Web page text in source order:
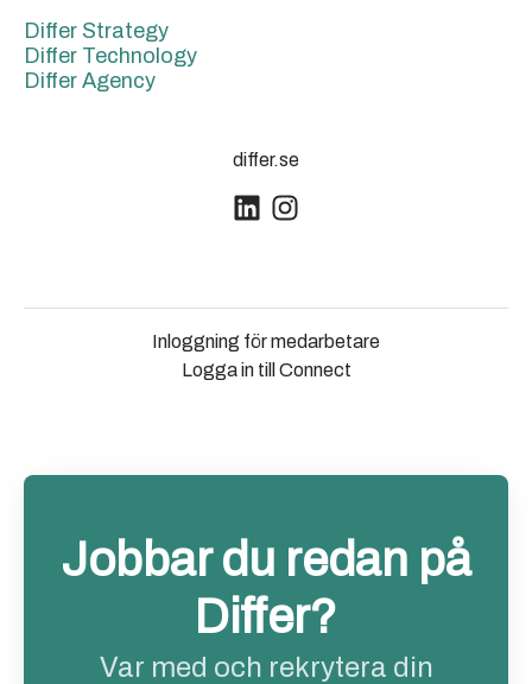
Differ Strategy
Differ Technology
Differ Agency
differ.se
Inloggning för medarbetare
Logga in till Connect
Jobbar du redan på
Differ?
Var med och rekrytera din